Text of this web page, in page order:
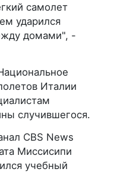
самолет
ударился
домами", -
Италии
случившегося.
CBS News
Миссисипи
учебный